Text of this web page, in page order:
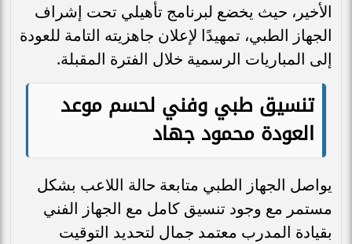
الأخير، حيث يخضع لبرنامج تأهيلي تحت إشراف
الجهاز الطبي، تمهيدًا لإعلان جاهزيته التامة للعودة
إلى المباريات الرسمية خلال الفترة المقبلة.
تنسيق طبي وفني لحسم موعد
العودة محمود جهاد
يواصل الجهاز الطبي متابعة حالة اللاعب بشكل
مستمر مع وجود تنسيق كامل مع الجهاز الفني
بقيادة المدرب معتمد جمال لتحديد التوقيت